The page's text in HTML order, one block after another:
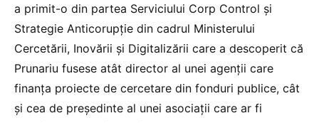
a primit-o din partea Serviciului Corp Control și
Strategie Anticorupție din cadrul Ministerului
Cercetării, Inovării și Digitalizării care a descoperit că
Prunariu fusese atât director al unei agenții care
finanța proiecte de cercetare din fonduri publice, cât
și cea de președinte al unei asociații care ar fi